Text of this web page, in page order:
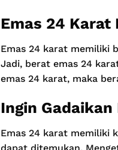
Emas 24 Karat
Emas 24 karat memiliki
Jadi, berat emas 24
emas 24 karat, maka
Ingin
Emas 24 karat memiliki